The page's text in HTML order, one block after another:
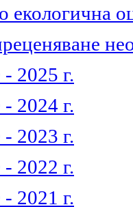
екологична
2025 г.
2024 г.
2023 г.
2022 г.
2021 г.